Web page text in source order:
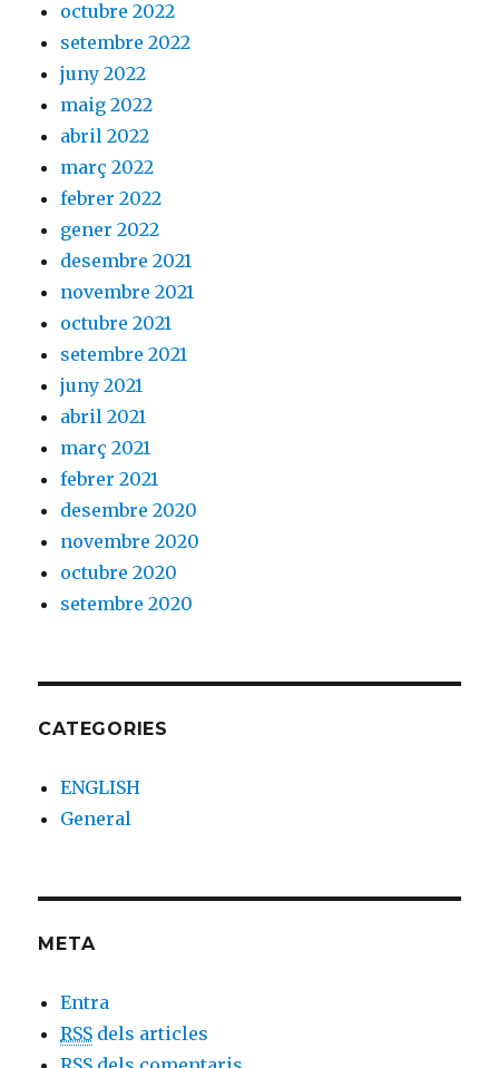
octubre 2022
setembre 2022
juny 2022
maig 2022
abril 2022
març 2022
febrer 2022
gener 2022
desembre 2021
novembre 2021
octubre 2021
setembre 2021
juny 2021
abril 2021
març 2021
febrer 2021
desembre 2020
novembre 2020
octubre 2020
setembre 2020
CATEGORIES
ENGLISH
General
META
Entra
RSS dels articles